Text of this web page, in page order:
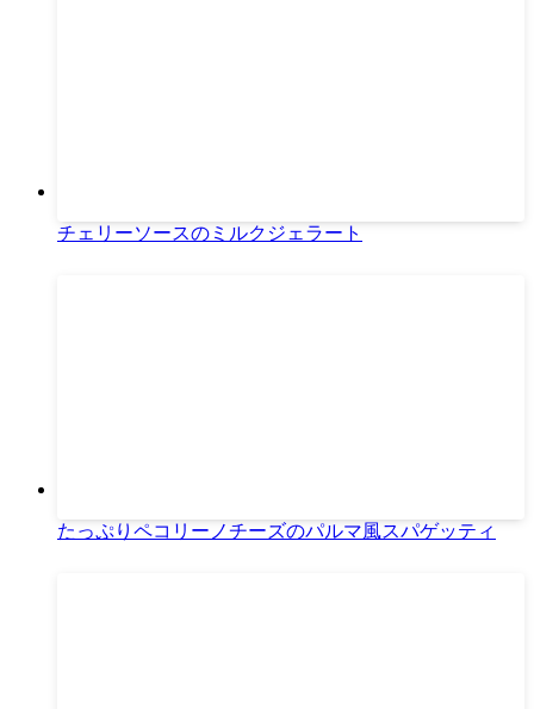
チェリーソースのミルクジェラート
たっぷりペコリーノチーズのパルマ風スパゲッティ